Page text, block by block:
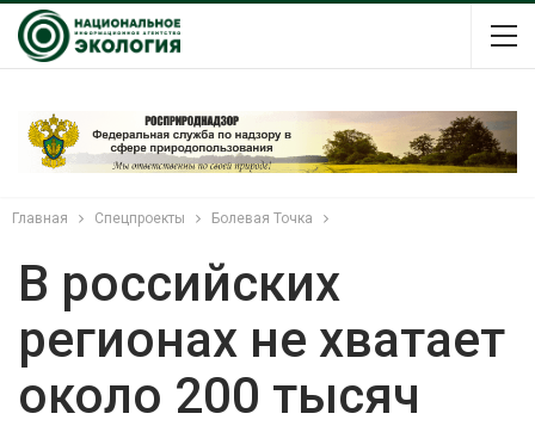
Главная Спецпроекты Болевая Точка
В российских
регионах не хватает
около 200 тысяч